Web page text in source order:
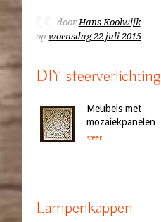
doorHans Koolwijk
op woensdag 22 juli 2015
DIY sfeerverlichting
Meubels met
mozaiekpanelen
sfeer!
Lampenkappen